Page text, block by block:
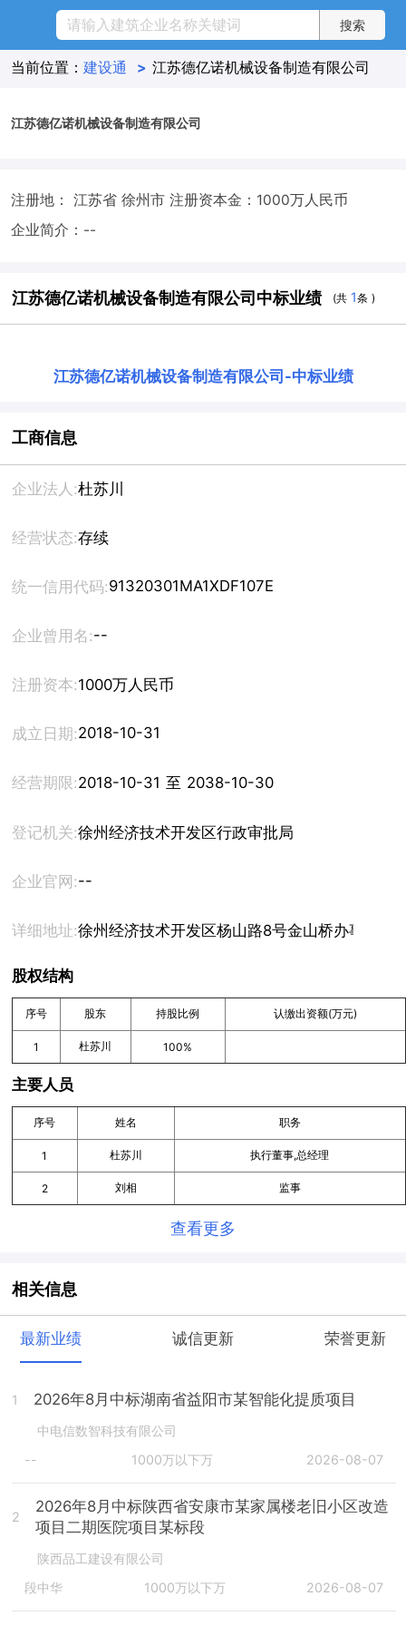
当前位置： 建设通 > 江苏德亿诺机械设备制造有限公司
江苏德亿诺机械设备制造有限公司
注册地： 江苏省 徐州市 注册资本金：1000万人民币
企业简介：--
江苏德亿诺机械设备制造有限公司中标业绩 (共 1条 )
江苏德亿诺机械设备制造有限公司 -中标业绩
工商信息
企业法人:杜苏川
经营状态:存续
统一信用代码:91320301MA1XDF107E
企业曾用名:--
注册资本:1000万人民币
成立日期:2018-10-31
经营期限: 2018-10-31 至 2038-10-30
登记机关:徐州经济技术开发区行政审批局
企业官网:--
详细地址:徐州经济技术开发区杨山路8号金山桥办事处第
股权结构
序号 股东 持股比例 认缴出资额(万元)
1 杜苏川 100%
主要人员
序号 姓名 职务
1 杜苏川 执行董事,总经理
2 刘相 监事
查看更多
相关信息
最新业绩 诚信更新 荣誉更新
1 2026年8月中标湖南省益阳市某智能化提质项目
中电信数智科技有限公司
--
1000万以下万 2026-08-07
2
2026年8月中标陕西省安康市某家属楼老旧小区改造
项目二期医院项目某标段
陕西品工建设有限公司
段中华
1000万以下万 2026-08-07